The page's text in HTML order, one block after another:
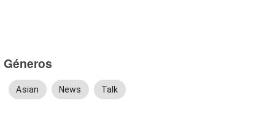
Géneros
Asian News Talk